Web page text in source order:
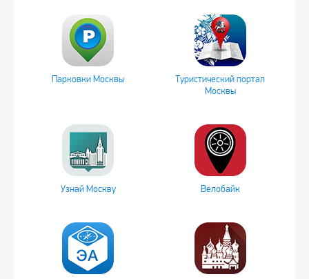
Парковки Москвы
Туристический портал
Москвы
Узнай Москву Велобайк